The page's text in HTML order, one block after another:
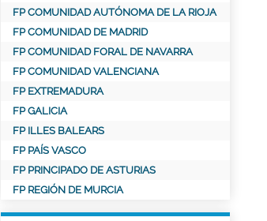
FP COMUNIDAD AUTÓNOMA DE LA RIOJA
FP COMUNIDAD DE MADRID
FP COMUNIDAD FORAL DE NAVARRA
FP COMUNIDAD VALENCIANA
FP EXTREMADURA
FP GALICIA
FP ILLES BALEARS
FP PAÍS VASCO
FP PRINCIPADO DE ASTURIAS
FP REGIÓN DE MURCIA